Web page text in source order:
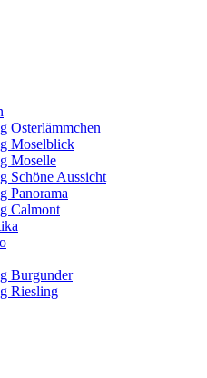
Osterlämmchen
Moselblick
Moselle
Schöne Aussicht
Panorama
Calmont
Burgunder
Riesling